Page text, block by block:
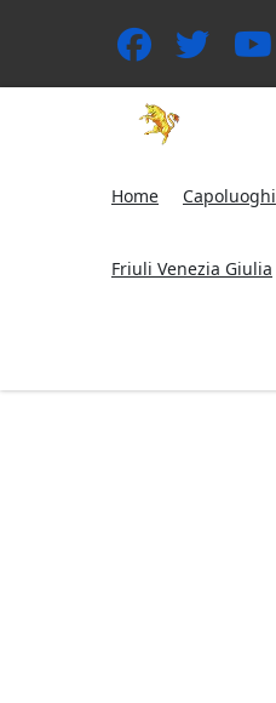
Home Capoluoghi
Friuli Venezia Giulia